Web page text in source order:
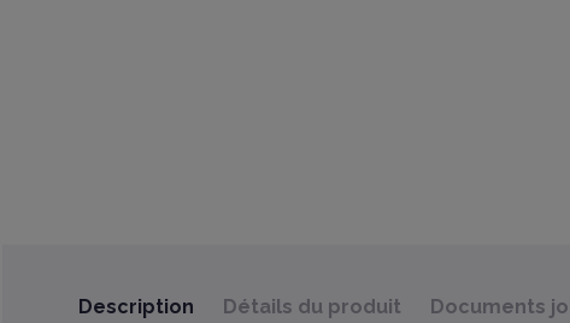
Description Détails du produit Documents